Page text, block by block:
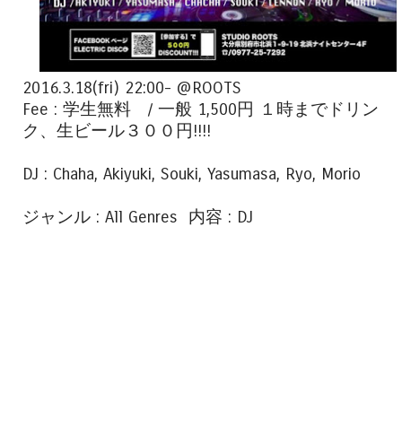
2016.3.18(fri) 22:00- @ROOTS
Fee : 学生無料 / 一般 1,500円 １時までドリン
ク、生ビール３００円!!!!
DJ : Chaha, Akiyuki, Souki, Yasumasa, Ryo, Morio
ジャンル : All Genres 内容 : DJ